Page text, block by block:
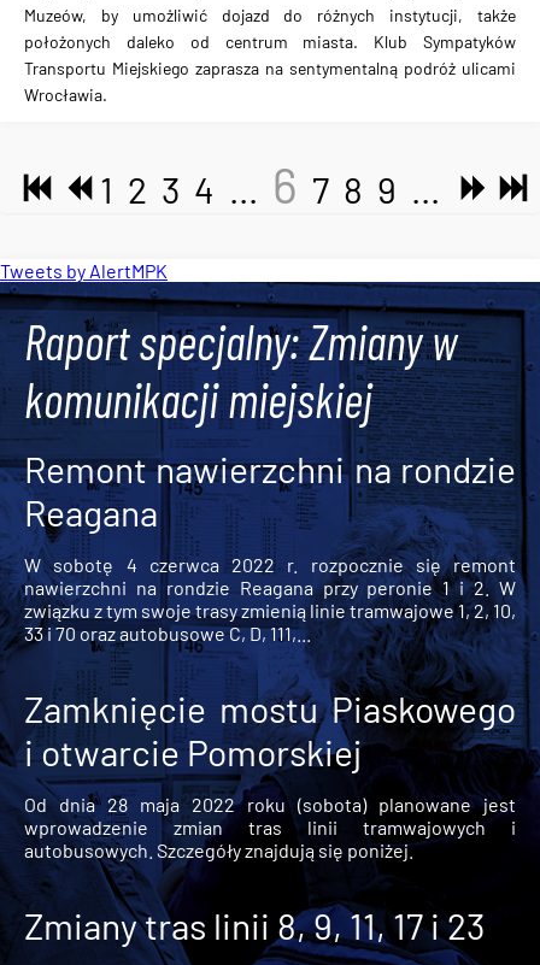
Muzeów, by umożliwić dojazd do różnych instytucji, także
położonych daleko od centrum miasta. Klub Sympatyków
Transportu Miejskiego zaprasza na sentymentalną podróż ulicami
Wrocławia.
1 2 3 4 ... 6 7 8 9 ...
Tweets by AlertMPK
Raport specjalny: Zmiany w
komunikacji miejskiej
Remont nawierzchni na rondzie
Reagana
W sobotę 4 czerwca 2022 r. rozpocznie się remont
nawierzchni na rondzie Reagana przy peronie 1 i 2. W
związku z tym swoje trasy zmienią linie tramwajowe 1, 2, 10,
33 i 70 oraz autobusowe C, D, 111,...
Zamknięcie mostu Piaskowego
i otwarcie Pomorskiej
Od dnia 28 maja 2022 roku (sobota) planowane jest
wprowadzenie zmian tras linii tramwajowych i
autobusowych. Szczegóły znajdują się poniżej.
Zmiany tras linii 8, 9, 11, 17 i 23